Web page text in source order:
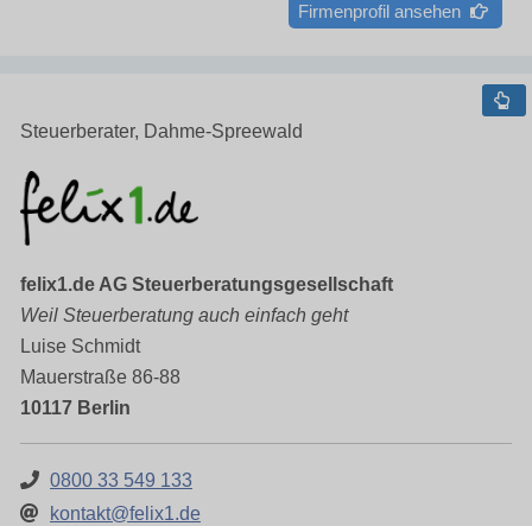
Firmenprofil ansehen
Steuerberater, Dahme-Spreewald
felix1.de AG Steuerberatungsgesellschaft
Weil Steuerberatung auch einfach geht
Luise Schmidt
Mauerstraße 86-88
10117 Berlin
0800 33 549 133
kontakt@felix1.de